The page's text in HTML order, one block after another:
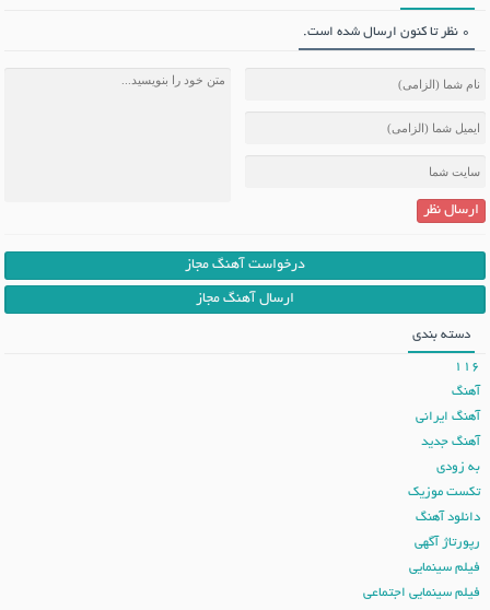
0 نظر تا کنون ارسال شده است.
ارسال نظر
درخواست آهنگ مجاز
ارسال آهنگ مجاز
دسته بندی
116
آهنگ
آهنگ ایرانی
آهنگ جدید
به زودی
تکست موزیک
دانلود آهنگ
رپورتاژ آگهی
فیلم سینمایی
فیلم سینمایی اجتماعی